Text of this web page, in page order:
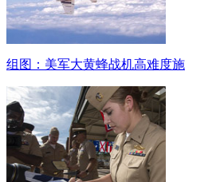
组图：美军大黄蜂战机高难度施